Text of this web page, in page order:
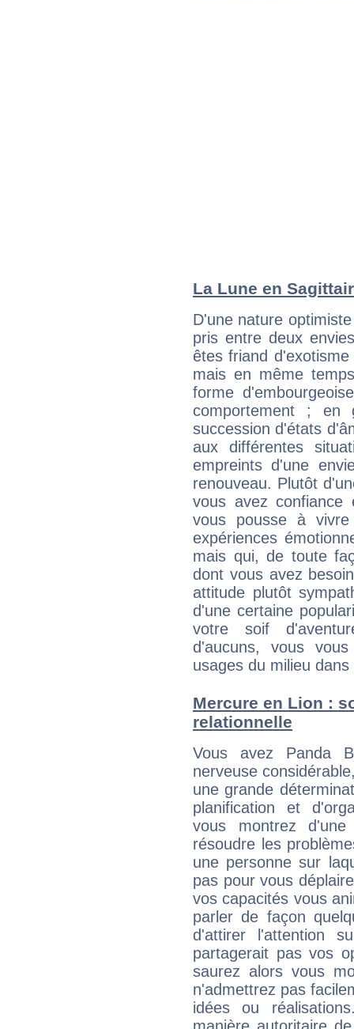
La Lune en
D'une nature
pris entre deux
êtes friand
mais en même
forme
comportement ; en
succession d'états
aux différentes
empreints d'une
renouveau. Plutôt
vous avez
vous pousse à
expériences
mais qui, de toute
dont vous avez
attitude plutôt
d'une certaine
votre soif
d'aucuns, vous
usages du milieu
Mercure en Lion :
relationnelle
Vous avez Panda
nerveuse
une grande
planification et
vous montrez
résoudre les
une personne sur
pas pour vous
vos capacités vous
parler de façon
d'attirer l'attention
partagerait pas vos
saurez alors vous
n'admettrez pas
idées ou